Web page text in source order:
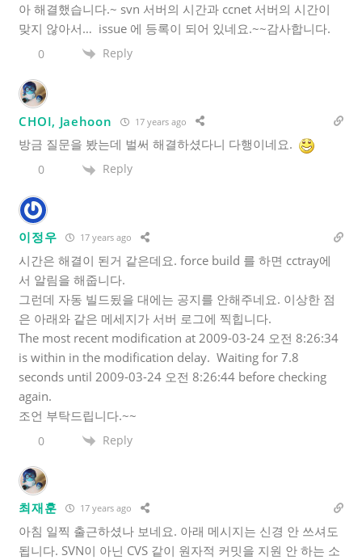
아 해결했습니다.~ svn 서버의 시간과 ccnet 서버의 시간이
맞지 않아서… issue 에 등록이 되어 있네요.~~감사합니다.
0 Reply
CHOI, Jaehoon 17 years ago
방금 질문을 봤는데 벌써 해결하셨다니 다행이네요.
0 Reply
이정우 17 years ago
시간은 해결이 된거 같은데요. force build 를 하면 cctray에
서 알림을 해줍니다.
그런데 자동 빌드됬을 대에는 공지를 안해주네요. 이상한 점
은 아래와 같은 메세지가 서버 로그에 찍힙니다.
The most recent modification at 2009-03-24 오전 8:26:34
is within in the modification delay. Waiting for 7.8
seconds until 2009-03-24 오전 8:26:44 before checking
again.
조언 부탁드립니다.~~
0 Reply
최재훈 17 years ago
아침 일찍 출근하셨나 보네요. 아래 메시지는 신경 안 쓰셔도
됩니다. SVN이 아닌 CVS 같이 원자적 커밋을 지원 안 하는 소